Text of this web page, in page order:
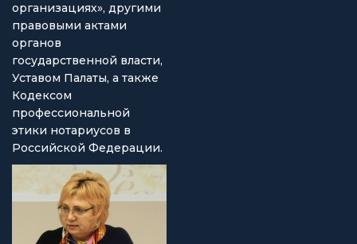
организациях», другими
правовыми актами
органов
государственной власти,
Уставом Палаты, а также
Кодексом
профессиональной
этики нотариусов в
Российской Федерации.